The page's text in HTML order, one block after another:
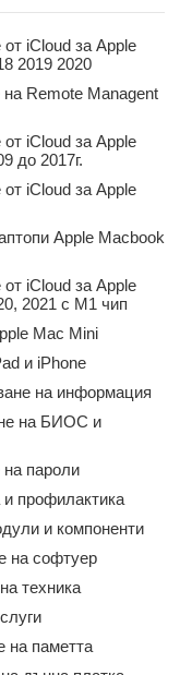
iCloud за Apple
2019 2020
Remote Managent
iCloud за Apple
до 2017г.
iCloud за Apple
Apple Macbook
iCloud за Apple
2021 с M1 чип
Mac Mini
и iPhone
на информация
на БИОС и
пароли
и профилактика
и компоненти
на софтуер
техника
на паметта